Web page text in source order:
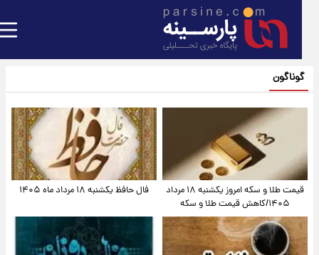
گوناگون
قیمت طلا و سکه امروز یکشنبه ۱۸ مرداد
۱۴۰۵/کاهش قیمت طلا و سکه
فال حافظ یکشنبه ۱۸ مرداد ماه ۱۴۰۵